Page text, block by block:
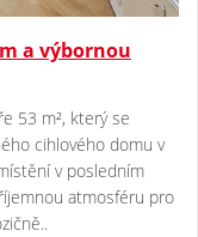
a výbornou
53 m², který se
cihlového domu v
v posledním
atmosféru pro